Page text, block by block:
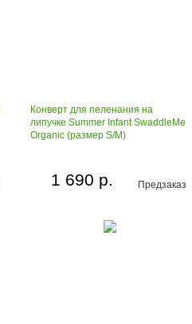
Конверт для пеленания на
липучке Summer Infant SwaddleMe
Organic (размер S/M)
Предзаказ
1 690 р.